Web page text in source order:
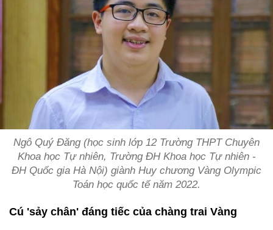
Ngô Quý Đăng (học sinh lớp 12 Trường THPT Chuyên
Khoa học Tự nhiên, Trường ĐH Khoa học Tự nhiên -
ĐH Quốc gia Hà Nội) giành Huy chương Vàng Olympic
Toán học quốc tế năm 2022.
Cú 'sảy chân' đáng tiếc của chàng trai Vàng